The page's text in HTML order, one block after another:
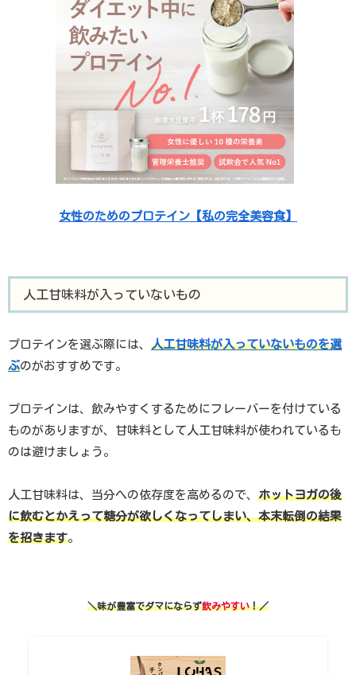
女性のためのプロテイン【私の完全美容食】
人工甘味料が入っていないもの
プロテインを選ぶ際には、 人工甘味料が入っていないものを選
ぶのがおすすめです。
プロテインは、飲みやすくするためにフレーバーを付けている
ものがありますが、甘味料として人工甘味料が使われているも
のは避けましょう。
人工甘味料は、当分への依存度を高めるので、 ホットヨガの後
に飲むとかえって糖分が欲しくなってしまい、本末転倒の結果
を招きます。
＼味が豊富でダマにならず飲みやすい！／